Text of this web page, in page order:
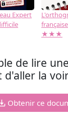
Expert
★★★
de lire
la
Obtenir ce